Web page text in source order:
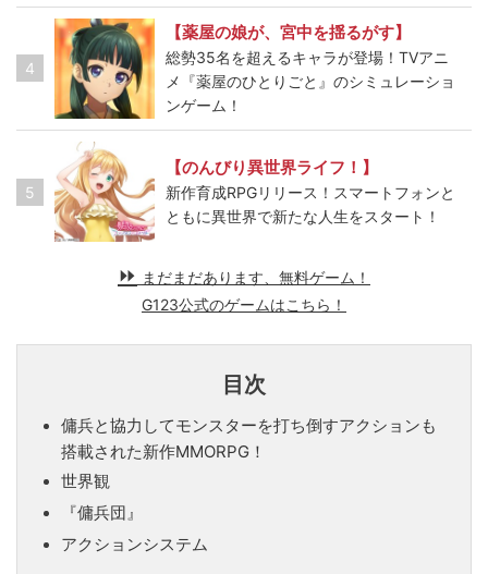
4
【薬屋の娘が、宮中を揺るがす】
総勢35名を超えるキャラが登場！TVアニ
メ『薬屋のひとりごと』のシミュレーショ
ンゲーム！
5
【のんびり異世界ライフ！】
新作育成RPGリリース！スマートフォンと
ともに異世界で新たな人生をスタート！
まだまだあります、無料ゲーム！
G123公式のゲームはこちら！
目次
傭兵と協力してモンスターを打ち倒すアクションも
搭載された新作MMORPG！
世界観
『傭兵団』
アクションシステム